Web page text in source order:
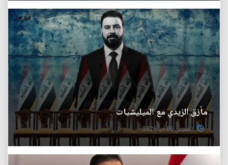
مأزق الزيدي مع الميليشيات
الخميس 06 آب 2026